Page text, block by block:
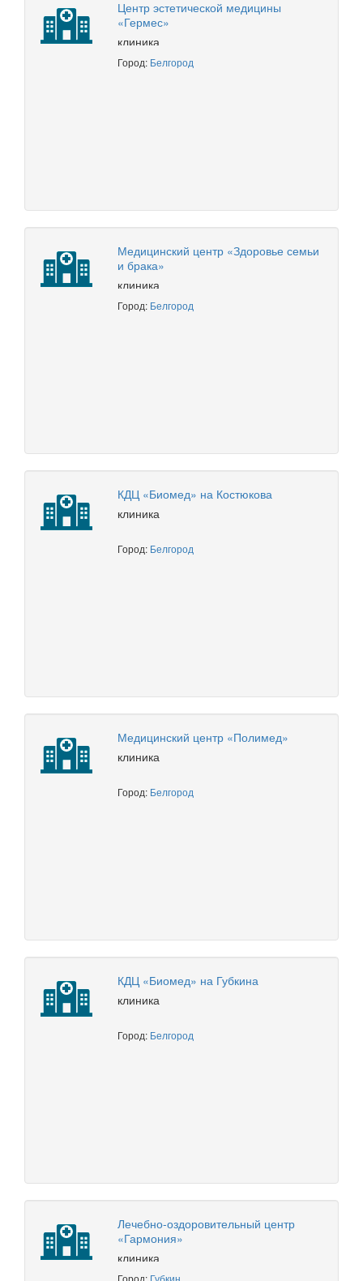
Центр эстетической медицины
«Гермес»
клиника
Город: Белгород
Медицинский центр «Здоровье семьи
и брака»
клиника
Город: Белгород
КДЦ «Биомед» на Костюкова
клиника
Город: Белгород
Медицинский центр «Полимед»
клиника
Город: Белгород
КДЦ «Биомед» на Губкина
клиника
Город: Белгород
Лечебно-оздоровительный центр
«Гармония»
клиника
Город: Губкин